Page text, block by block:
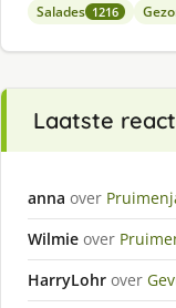
Salades 1216
Laatste
anna over
Wilmie over
HarryLohr over